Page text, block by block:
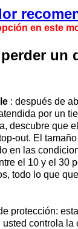
en este
un
: después de
por un
descubre que
out. El
en las
el 10 y el 30
todo lo que
protección:
controla la